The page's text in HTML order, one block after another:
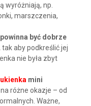
wyróżniają, np.
marszczenia,
być dobrze
tak aby podkreślić jej
nie była zbyt
mini
różne okazje – od
Ważne,